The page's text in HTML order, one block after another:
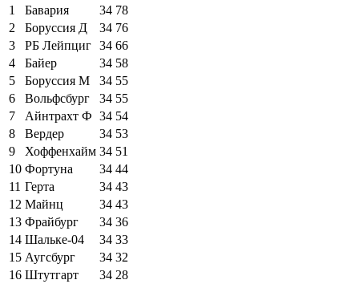
1
Бавария 34 78
2
Боруссия Д 34 76
3
РБ Лейпциг 34 66
4
Байер 34 58
5
Боруссия М 34 55
6
Вольфсбург 34 55
7
Айнтрахт Ф 34 54
8
Вердер 34 53
9
Хоффенхайм 34 51
10 Фортуна 34 44
11 Герта 34 43
12 Майнц 34 43
13 Фрайбург 34 36
14 Шальке-04 34 33
15 Аугсбург 34 32
16 Штутгарт 34 28